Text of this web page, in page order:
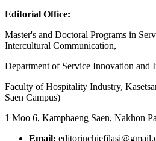
Editorial Office:
Master's and Doctoral Programs in
Intercultural Communication,
Department of Service Innovation and
Faculty of Hospitality Industry,
Saen Campus)
1 Moo 6, Kamphaeng Saen, Nakhon
Email: